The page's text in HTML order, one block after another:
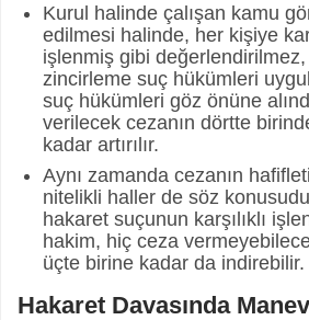
Kurul halinde çalışan kamu
edilmesi halinde, her kişiye
işlenmiş gibi
zincirleme suç hükümleri
suç hükümleri göz önüne
verilecek cezanın dörtte
kadar artırılır.
Aynı zamanda cezanın
nitelikli haller de söz
hakaret suçunun karşılıklı
hakim, hiç ceza
üçte birine kadar da indirebilir.
Hakaret Davasında